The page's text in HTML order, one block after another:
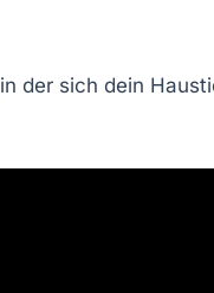
der sich dein